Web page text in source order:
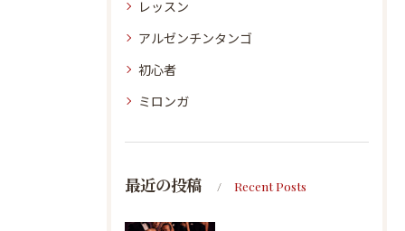
レッスン
アルゼンチンタンゴ
初心者
ミロンガ
最近の投稿 Recent Posts